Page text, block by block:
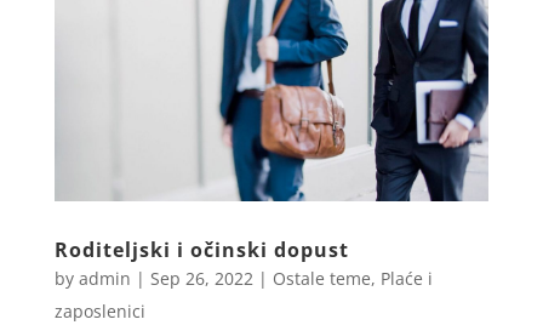
Roditeljski i očinski dopust
by admin | Sep 26, 2022| Ostale teme, Plaće i
zaposlenici